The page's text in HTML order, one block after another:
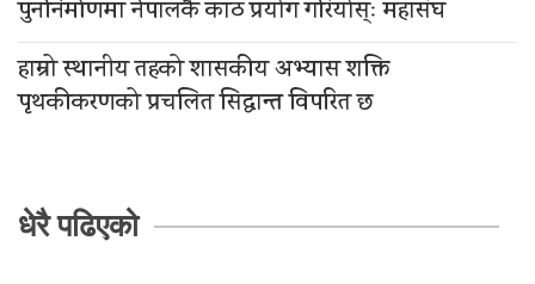
पुननिर्माणमा नेपालकै काठ प्रयोग गरियोस्ः महासंघ
हाम्रो स्थानीय तहको शासकीय अभ्यास शक्ति
पृथकीकरणको प्रचलित सिद्धान्त विपरित छ
धेरै पढिएको